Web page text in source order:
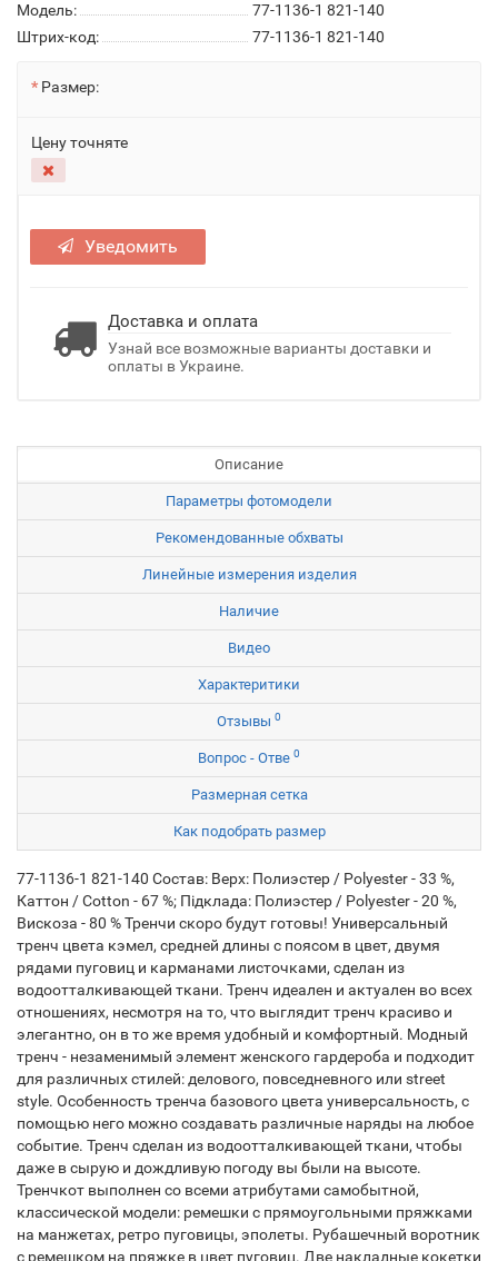
Модель:
77-1136-1 821-140
Штрих-код:
77-1136-1 821-140
Размер:
Цену точняте
Уведомить
Доставка и оплата
Узнай все возможные варианты доставки и
оплаты в Украине.
Описание
Параметры фотомодели
Рекомендованные обхваты
Линейные измерения изделия
Наличие
Видео
Характеритики
Отзывы 0
Вопрос - Отве 0
Размерная сетка
Как подобрать размер
77-1136-1 821-140 Состав: Верх: Полиэстер / Polyester - 33 %,
Каттон / Cotton - 67 %; Підклада: Полиэстер / Polyester - 20 %,
Вискоза - 80 % Тренчи скоро будут готовы! Универсальный
тренч цвета кэмел, средней длины с поясом в цвет, двумя
рядами пуговиц и карманами листочками, сделан из
водоотталкивающей ткани. Тренч идеален и актуален во всех
отношениях, несмотря на то, что выглядит тренч красиво и
элегантно, он в то же время удобный и комфортный. Модный
тренч - незаменимый элемент женского гардероба и подходит
для различных стилей: делового, повседневного или street
style. Особенность тренча базового цвета универсальность, с
помощью него можно создавать различные наряды на любое
событие. Тренч сделан из водоотталкивающей ткани, чтобы
даже в сырую и дождливую погоду вы были на высоте.
Тренчкот выполнен со всеми атрибутами самобытной,
классической модели: ремешки с прямоугольными пряжками
на манжетах, ретро пуговицы, эполеты. Рубашечный воротник
с ремешком на пряжке в цвет пуговиц. Две накладные кокетки